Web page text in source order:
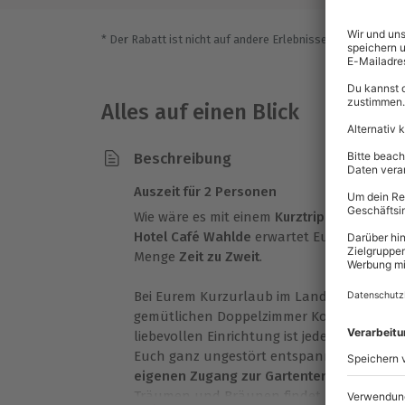
* Der Rabatt ist nicht auf andere Erlebnisse bei der
Alles auf einen Blick
Beschreibung
Auszeit für 2 Personen
Wie wäre es mit einem Kurztrip nach
Hotel Café Wahlde erwartet Euch ein
Menge Zeit zu Zweit.
Bei Eurem Kurzurlaub im Land-gut-Hotel
gemütlichen Doppelzimmer Komfort.
liebevollen Einrichtung ist jede Menge
Euch ganz ungestört entspannen. Von
eigenen Zugang zur Gartenterrasse, wo
Träumen und Bräunen findet.